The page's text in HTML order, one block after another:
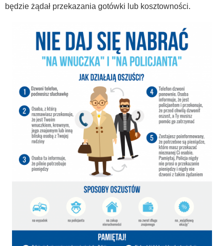
będzie żądał przekazania gotówki lub kosztowności.